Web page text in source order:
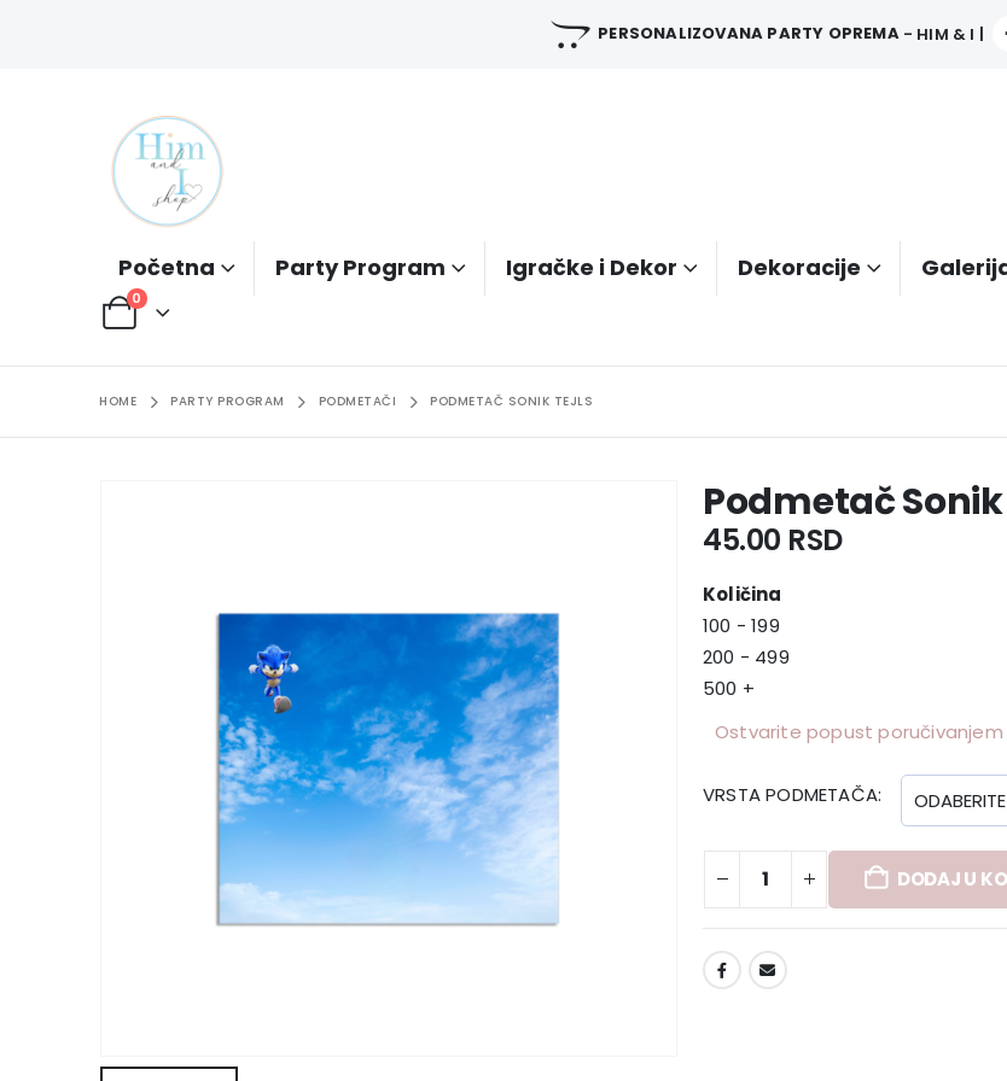
PERSONALIZOVANA PARTY OPREMA - HIM & I |
Početna Party Program Igračke i Dekor Dekoracije
0
HOME PARTY PROGRAM PODMETAČI PODMETAČ SONIK TEJLS
Podmetač
45.00 RSD
Količina
100 - 199
200 - 499
500 +
Ostvarite popust
VRSTA PODMETAČA
DODAJ U